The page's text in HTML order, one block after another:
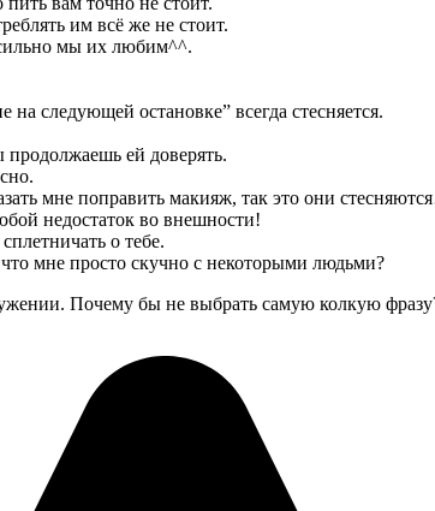
им всё же не стоит.
мы их любим^^.
следующей остановке” всегда стесняется.
ей доверять.
мне поправить макияж, так это они
недостаток во внешности!
о тебе.
мне просто скучно с некоторыми людьми?
Почему бы не выбрать самую колкую